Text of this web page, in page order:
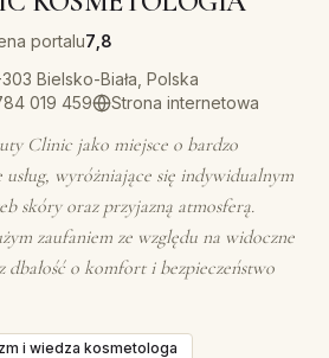
portalu7,8
Bielsko-Biała, Polska
019 459 Strona internetowa
Clinic jako miejsce o bardzo
usług, wyróżniające się indywidualnym
skóry oraz przyjazną atmosferą.
zaufaniem ze względu na widoczne
dbałość o komfort i bezpieczeństwo
i wiedza kosmetologa